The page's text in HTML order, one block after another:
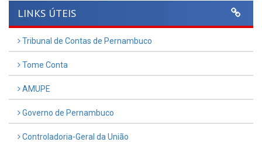
LINKS ÚTEIS
Tribunal de Contas de Pernambuco
Tome Conta
AMUPE
Governo de Pernambuco
Controladoria-Geral da União